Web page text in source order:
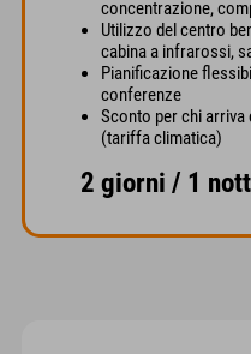
concentrazione,
Utilizzo del centro
cabina a infrarossi,
Pianificazione
conferenze
Sconto per chi arriva
(tariffa climatica)
2 giorni / 1